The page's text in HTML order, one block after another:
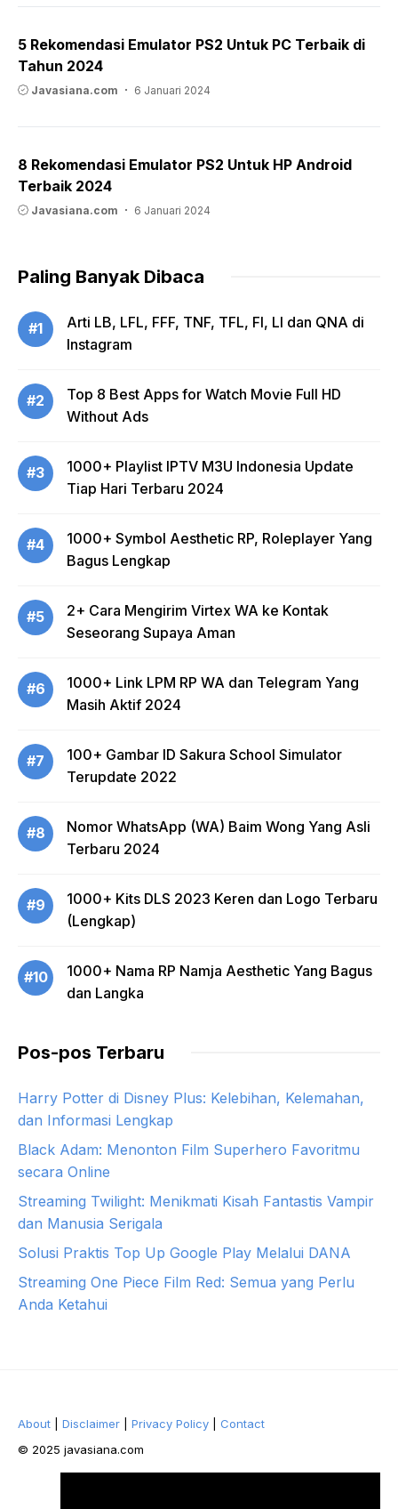
5 Rekomendasi Emulator PS2 Untuk PC Terbaik di
Tahun 2024
Javasiana.com 6 Januari 2024
8 Rekomendasi Emulator PS2 Untuk HP Android
Terbaik 2024
Javasiana.com 6 Januari 2024
Paling Banyak Dibaca
#1
Arti LB, LFL, FFF, TNF, TFL, FI, LI dan QNA di
Instagram
#2
Top 8 Best Apps for Watch Movie Full HD
Without Ads
#3
1000+ Playlist IPTV M3U Indonesia Update
Tiap Hari Terbaru 2024
#4
1000+ Symbol Aesthetic RP, Roleplayer Yang
Bagus Lengkap
#5
2+ Cara Mengirim Virtex WA ke Kontak
Seseorang Supaya Aman
#6
1000+ Link LPM RP WA dan Telegram Yang
Masih Aktif 2024
#7
100+ Gambar ID Sakura School Simulator
Terupdate 2022
#8
Nomor WhatsApp (WA) Baim Wong Yang Asli
Terbaru 2024
#9
1000+ Kits DLS 2023 Keren dan Logo Terbaru
(Lengkap)
#10
1000+ Nama RP Namja Aesthetic Yang Bagus
dan Langka
Pos-pos Terbaru
Harry Potter di Disney Plus: Kelebihan, Kelemahan,
dan Informasi Lengkap
Black Adam: Menonton Film Superhero Favoritmu
secara Online
Streaming Twilight: Menikmati Kisah Fantastis Vampir
dan Manusia Serigala
Solusi Praktis Top Up Google Play Melalui DANA
Streaming One Piece Film Red: Semua yang Perlu
Anda Ketahui
About Disclaimer Privacy Policy
Contact
© 2025 javasiana.com